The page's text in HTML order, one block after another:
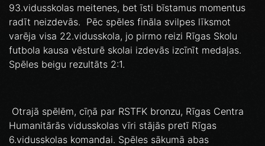
93.vidusskolas meitenes, bet īsti bīstamus momentus
radīt neizdevās. Pēc spēles fināla svilpes līksmot
varēja visa 22.vidusskola, jo pirmo reizi Rīgas Skolu
futbola kausa vēsturē skolai izdevās izcīnīt medaļas.
Spēles beigu rezultāts 2:1.
Otrajā spēlēm, cīņā par RSTFK bronzu, Rīgas Centra
Humanitārās vidusskolas vīri stājās pretī Rīgas
6.vidusskolas komandai. Spēles sākumā abas